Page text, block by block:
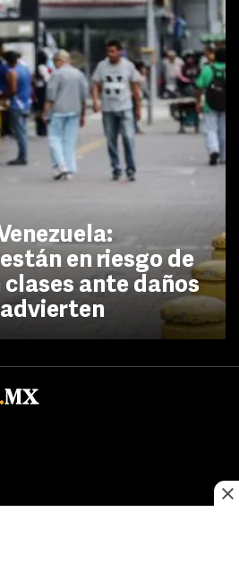
en riesgo de
clases ante daños